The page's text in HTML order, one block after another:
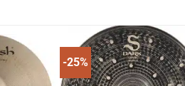
-25%